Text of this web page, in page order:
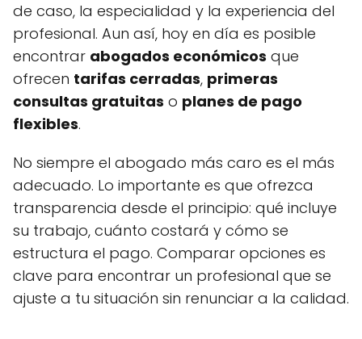
de caso, la especialidad y la experiencia del
profesional. Aun así, hoy en día es posible
encontrar abogados económicos que
ofrecen tarifas cerradas, primeras
consultas gratuitas o planes de pago
flexibles.
No siempre el abogado más caro es el más
adecuado. Lo importante es que ofrezca
transparencia desde el principio: qué incluye
su trabajo, cuánto costará y cómo se
estructura el pago. Comparar opciones es
clave para encontrar un profesional que se
ajuste a tu situación sin renunciar a la calidad.